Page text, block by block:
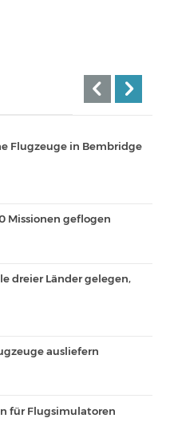
Flugzeuge in Bembridge
Missionen geflogen
dreier Länder gelegen,
ausliefern
für Flugsimulatoren